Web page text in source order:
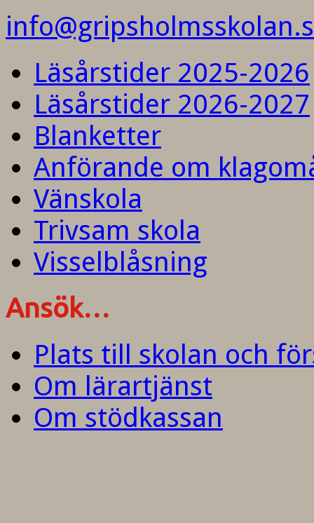
Läsårstider 2025-2026
Läsårstider 2026-2027
Blanketter
Anförande om
Vänskola
Trivsam skola
Visselblåsning
Ansök…
Plats till skolan och
Om lärartjänst
Om stödkassan